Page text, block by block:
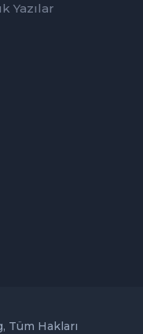
Yazılar
Tüm Hakları